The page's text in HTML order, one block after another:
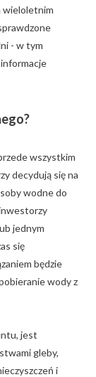
wieloletnim
- w tym
wszystkim
decydują się na
wodne do
jednym
się
będzie
wody z
jest
gleby,
i